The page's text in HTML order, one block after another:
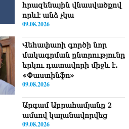
հրազենային վնասվածքով
որևէ անձ չկա
09.08.2026
Վեհափառի գործի նոր
մակագրման ընտրությունը
երկու դատավորի միջև է.
«Փաստինֆո»
09.08.2026
Արգամ Աբրահամյանը 2
ամսով կալանավորվեց
09.08.2026